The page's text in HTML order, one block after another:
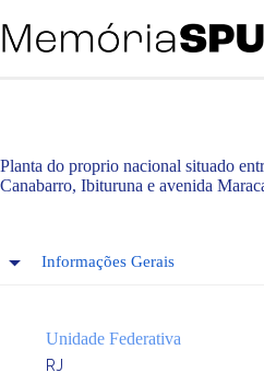
para
o
Planta do proprio nacional situado
Canabarro, Ibituruna e avenida
Informações Gerais
Unidade Federativa
RJ